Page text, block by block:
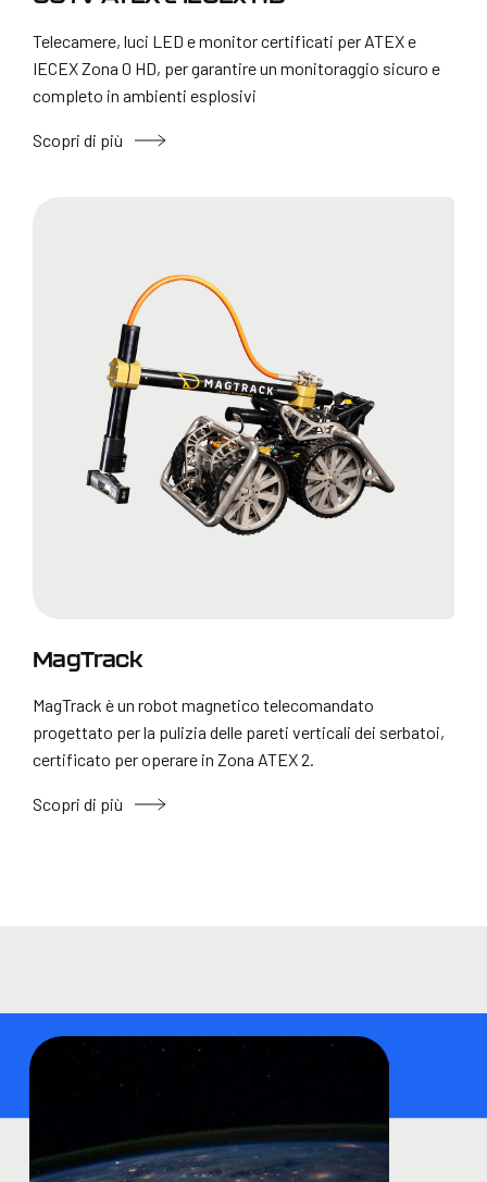
Telecamere, luci LED e monitor certificati per ATEX e
IECEX Zona 0 HD, per garantire un monitoraggio sicuro e
completo in ambienti esplosivi
Scopri di più
MagTrack
MagTrack è un robot magnetico telecomandato
progettato per la pulizia delle pareti verticali dei serbatoi,
certificato per operare in Zona ATEX 2.
Scopri di più